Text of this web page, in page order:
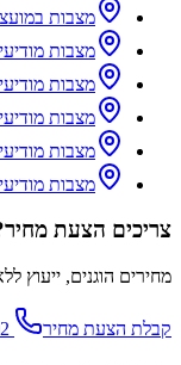
מצבות
מצבות
מצבות
מצבות
מצבות
מצבות
צריכים הצעת
מחירים הוגנים, ייעוץ
קבלת הצעת מחיר